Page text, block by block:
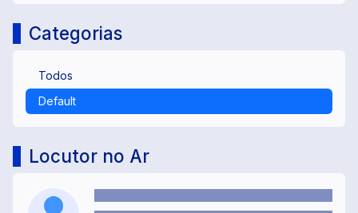
Categorias
Todos
Default
Locutor no Ar